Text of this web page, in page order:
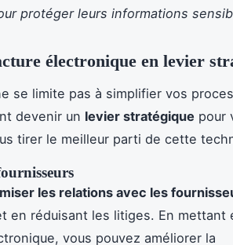
protéger leurs informations
électronique en levier
se limite pas à simplifier vos
devenir un levier stratégique pour
tirer le meilleur parti de cette
les relations avec les
en réduisant les litiges. En mettant
vous pouvez améliorer la